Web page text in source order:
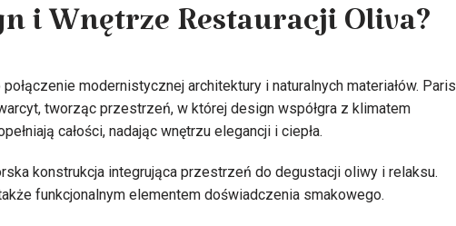
i Wnętrze Restauracji Oliva?
modernistycznej architektury i naturalnych materiałów. Paris
tworząc przestrzeń, w której design współgra z klimatem
całości, nadając wnętrzu elegancji i ciepła.
konstrukcja integrująca przestrzeń do degustacji oliwy i relaksu.
funkcjonalnym elementem doświadczenia smakowego.